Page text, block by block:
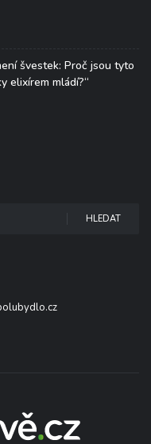
švestek: Proč jsou tyto
elixírem mládí?“
HLEDAT